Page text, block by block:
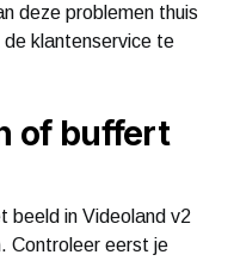
deze problemen thuis
klantenservice te
of buffert
beeld in Videoland v2
Controleer eerst je